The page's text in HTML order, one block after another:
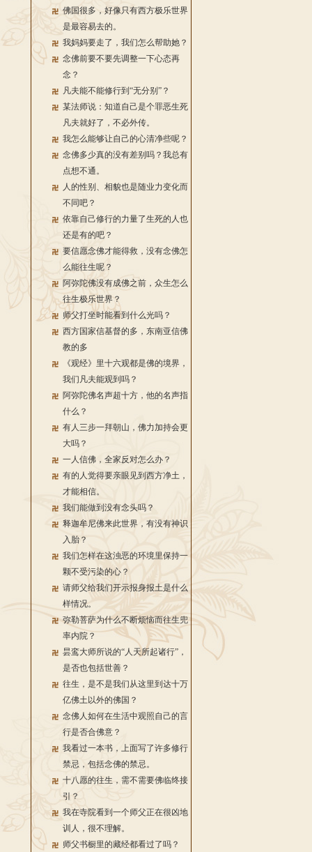
佛国很多，好像只有西方极乐世界
是最容易去的。
我妈妈要走了，我们怎么帮助她？
念佛前要不要先调整一下心态再
念？
凡夫能不能修行到“无分别”？
某法师说：知道自己是个罪恶生死
凡夫就好了，不必外传。
我怎么能够让自己的心清净些呢？
念佛多少真的没有差别吗？我总有
点想不通。
人的性别、相貌也是随业力变化而
不同吧？
依靠自己修行的力量了生死的人也
还是有的吧？
要信愿念佛才能得救，没有念佛怎
么能往生呢？
阿弥陀佛没有成佛之前，众生怎么
往生极乐世界？
师父打坐时能看到什么光吗？
西方国家信基督的多，东南亚信佛
教的多
《观经》里十六观都是佛的境界，
我们凡夫能观到吗？
阿弥陀佛名声超十方，他的名声指
什么？
有人三步一拜朝山，佛力加持会更
大吗？
一人信佛，全家反对怎么办？
有的人觉得要亲眼见到西方净土，
才能相信。
我们能做到没有念头吗？
释迦牟尼佛来此世界，有没有神识
入胎？
我们怎样在这浊恶的环境里保持一
颗不受污染的心？
请师父给我们开示报身报土是什么
样情况。
弥勒菩萨为什么不断烦恼而往生兜
率内院？
昙鸾大师所说的“人天所起诸行”，
是否也包括世善？
往生，是不是我们从这里到达十万
亿佛土以外的佛国？
念佛人如何在生活中观照自己的言
行是否合佛意？
我看过一本书，上面写了许多修行
禁忌，包括念佛的禁忌。
十八愿的往生，需不需要佛临终接
引？
我在寺院看到一个师父正在很凶地
训人，很不理解。
师父书橱里的藏经都看过了吗？